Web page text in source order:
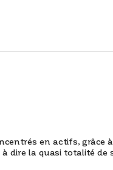
en actifs, grâce
à dire la quasi totalité de